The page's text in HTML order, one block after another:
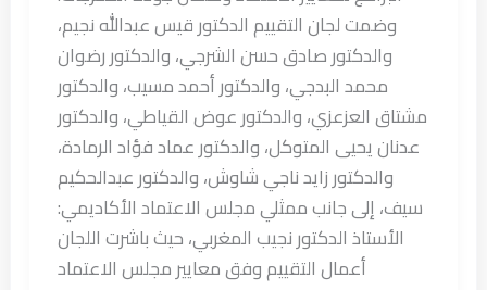
وضمت لجان التقييم الدكتور قيس عبدالله نجيم،
والدكتور صادق حسن الشرجي، والدكتور رضوان
محمد البدجي، والدكتور أحمد مسيب، والدكتور
مشتاق العزعزي، والدكتور عوض القياطي، والدكتور
عدنان يحيى المتوكل، والدكتور عماد فؤاد الرمادة،
والدكتور زايد ناجي شاوش، والدكتور عبدالحكيم
سيف، إلى جانب ممثلي مجلس الاعتماد الأكاديمي:
الأستاذ الدكتور نجيب المغربي، حيث باشرت اللجان
أعمال التقييم وفق معايير مجلس الاعتماد